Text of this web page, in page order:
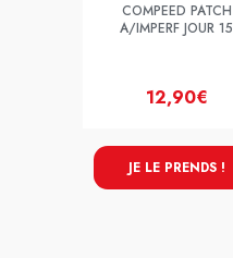
COMPEED PATCH
A/IMPERF JOUR 15
12,90€
JE LE PRENDS !